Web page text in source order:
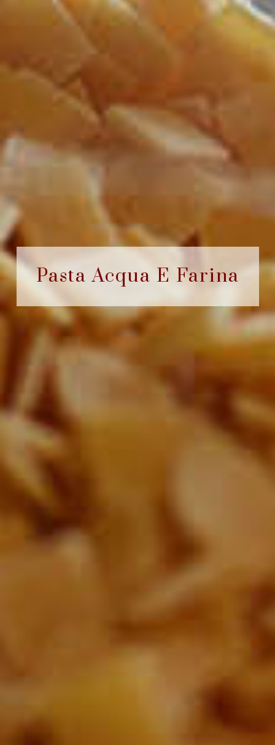
Pasta Acqua E Farina